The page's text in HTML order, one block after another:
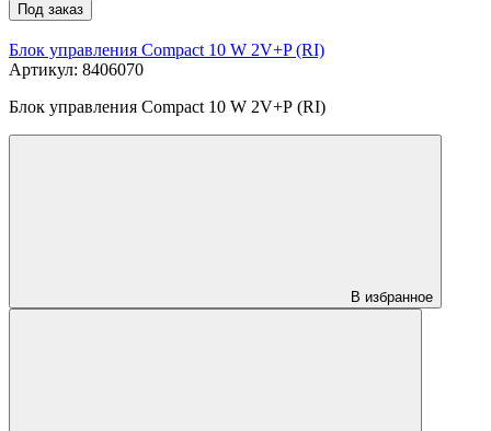
Под заказ
Блок управления Compact 10 W 2V+P (RI)
Артикул: 8406070
Блок управления Compact 10 W 2V+P (RI)
В избранное